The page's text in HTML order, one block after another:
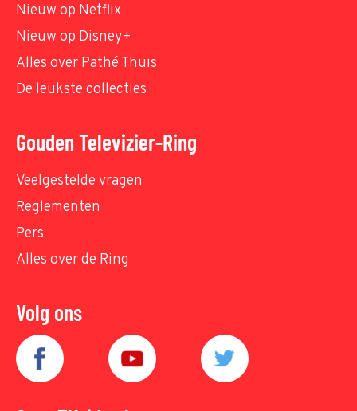
Nieuw op Netflix
Nieuw op Disney+
Alles over Pathé Thuis
De leukste collecties
Gouden Televizier-Ring
Veelgestelde vragen
Reglementen
Pers
Alles over de Ring
Volg ons